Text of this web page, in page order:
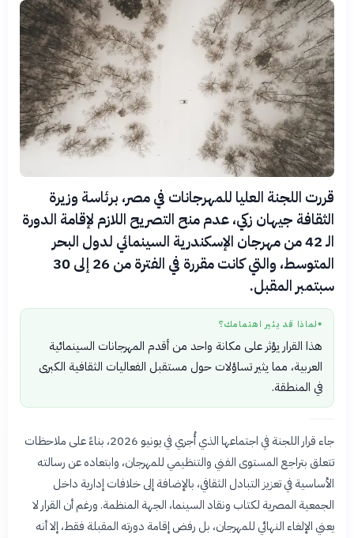
قررت اللجنة العليا للمهرجانات في مصر، برئاسة وزيرة
الثقافة جيهان زكي، عدم منح التصريح اللازم لإقامة الدورة
الـ 42 من مهرجان الإسكندرية السينمائي لدول البحر
المتوسط، والتي كانت مقررة في الفترة من 26 إلى 30
سبتمبر المقبل.
● لماذا قد يثير اهتمامك؟
هذا القرار يؤثر على مكانة واحد من أقدم المهرجانات السينمائية
العربية، مما يثير تساؤلات حول مستقبل الفعاليات الثقافية الكبرى
في المنطقة.
جاء قرار اللجنة في اجتماعها الذي أُجري في يونيو 2026، بناءً على ملاحظات
تتعلق بتراجع المستوى الفني والتنظيمي للمهرجان، وابتعاده عن رسالته
الأساسية في تعزيز التبادل الثقافي، بالإضافة إلى خلافات إدارية داخل
الجمعية المصرية لكتاب ونقاد السينما، الجهة المنظمة. ورغم أن القرار لا
يعني الإلغاء النهائي للمهرجان، بل رفض إقامة دورته المقبلة فقط، إلا أنه